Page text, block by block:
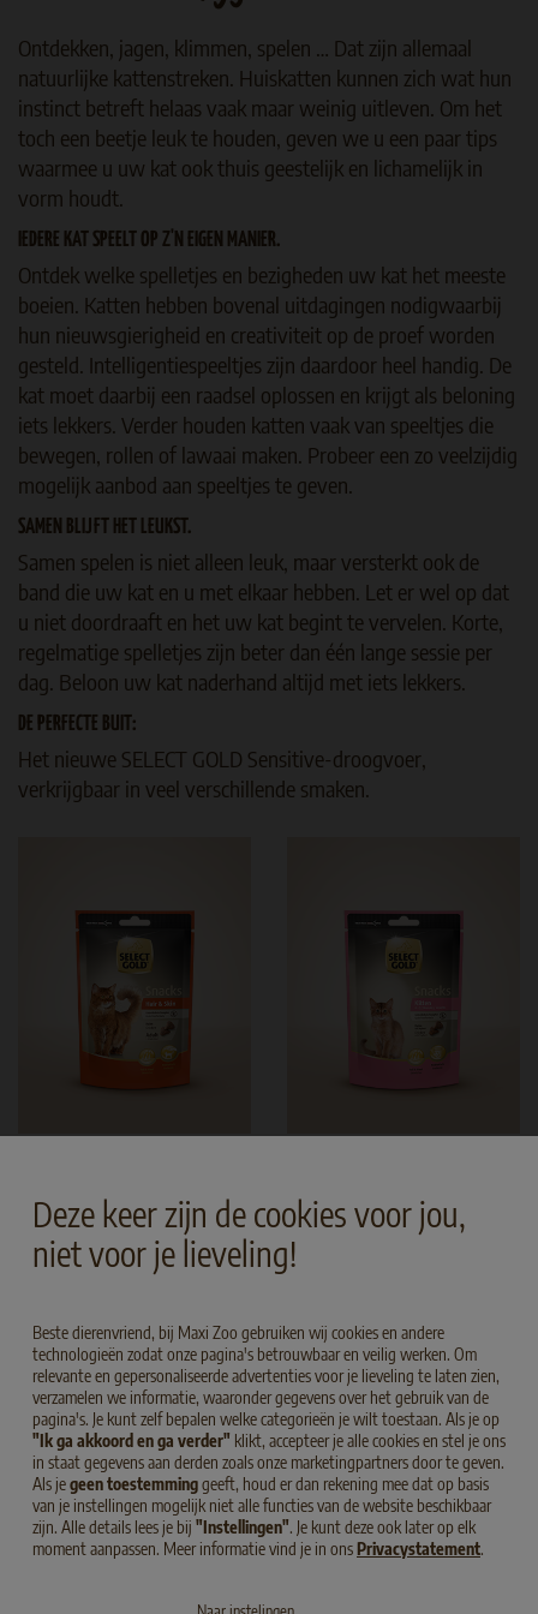
Ontdekken, jagen, klimmen, spelen … Dat zijn allemaal
natuurlijke kattenstreken. Huiskatten kunnen zich wat hun
instinct betreft helaas vaak maar weinig uitleven. Om het
toch een beetje leuk te houden, geven we u een paar tips
waarmee u uw kat ook thuis geestelijk en lichamelijk in
vorm houdt.
IEDERE KAT SPEELT OP Z'N EIGEN MANIER.
Ontdek welke spelletjes en bezigheden uw kat het meeste
boeien. Katten hebben bovenal uitdagingen nodigwaarbij
hun nieuwsgierigheid en creativiteit op de proef worden
gesteld. Intelligentiespeeltjes zijn daardoor heel handig. De
kat moet daarbij een raadsel oplossen en krijgt als beloning
iets lekkers. Verder houden katten vaak van speeltjes die
bewegen, rollen of lawaai maken. Probeer een zo veelzijdig
mogelijk aanbod aan speeltjes te geven.
SAMEN BLIJFT HET LEUKST.
Samen spelen is niet alleen leuk, maar versterkt ook de
band die uw kat en u met elkaar hebben. Let er wel op dat
u niet doordraaft en het uw kat begint te vervelen. Korte,
regelmatige spelletjes zijn beter dan één lange sessie per
dag. Beloon uw kat naderhand altijd met iets lekkers.
DE PERFECTE BUIT:
Het nieuwe SELECT GOLD Sensitive-droogvoer,
verkrijgbaar in veel verschillende smaken.
NAAR DE PRODUCTEN
PRODUCT HIGHLIGHTS
Deze keer zijn de cookies voor jou,
niet voor je lieveling!
Beste dierenvriend, bij Maxi Zoo gebruiken wij cookies en andere
technologieën zodat onze pagina's betrouwbaar en veilig werken. Om
relevante en gepersonaliseerde advertenties voor je lieveling te laten zien,
verzamelen we informatie, waaronder gegevens over het gebruik van de
pagina's. Je kunt zelf bepalen welke categorieën je wilt toestaan. Als je op
"Ik ga akkoord en ga verder" klikt, accepteer je alle cookies en stel je ons
in staat gegevens aan derden zoals onze marketingpartners door te geven.
Als jegeen toestemminggeeft, houd er dan rekening mee dat op basis
van je instellingen mogelijk niet alle functies van de website beschikbaar
zijn. Alle details lees je bij "Instellingen". Je kunt deze ook later op elk
moment aanpassen. Meer informatie vind je in onsPrivacystatement.